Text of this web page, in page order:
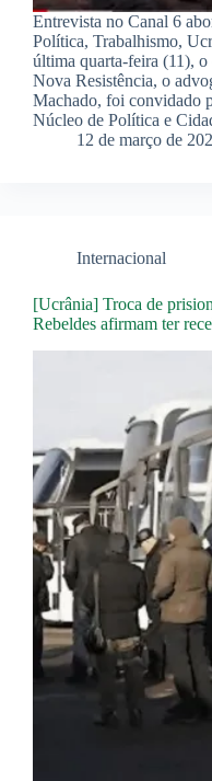
Entrevista no Canal 6
Política, Trabalhismo,
última quarta-feira (11),
Nova Resistência, o
Machado, foi convidado
Núcleo de Política e
12 de março de
Internacional
[Ucrânia] Troca de
Rebeldes afirmam ter